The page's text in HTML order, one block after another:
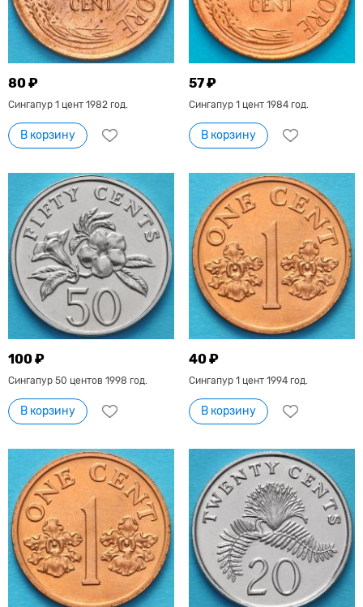
80 ₽
Сингапур 1 цент 1982 год.
В корзину
57 ₽
Сингапур 1 цент 1984 год.
В корзину
100 ₽
Сингапур 50 центов 1998 год.
В корзину
40 ₽
Сингапур 1 цент 1994 год.
В корзину